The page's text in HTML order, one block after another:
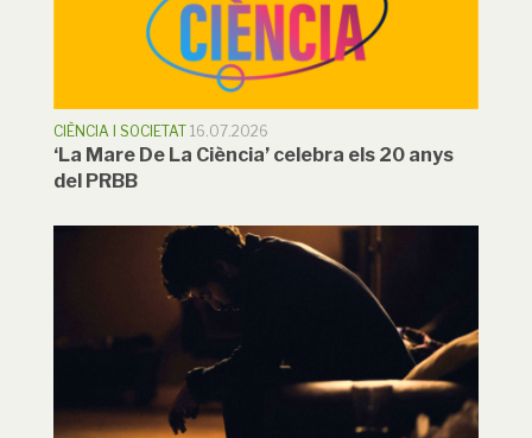
CIÈNCIA I SOCIETAT 16.07.2026
‘La Mare De La Ciència’ celebra els 20 anys
del PRBB